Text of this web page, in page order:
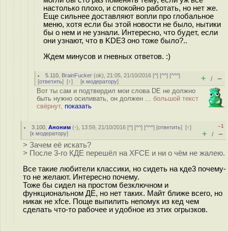
настолько плохо, и спокойно работать, но нет же.
Еще сильнее доставляют вопли про глобальное
меню, хотя если бы этой новости не было, нытики
бы о нем и не узнали. Интересно, что будет, если
они узнают, что в KDE3 оно тоже было?..
Ждем минусов и гневных ответов. :)
5.110 BrainFucker (ok), 21:05, 21/10/2016 [^] [^^] [^^^]
[ответить] [↑] [к модератору] + / –
Вот ты сам и подтвердил мои слова DE не должно
быть нужно осиливать, он должен ... большой текст
свёрнут, показать
3.100 ,Аноним (-), 13:59, 21/10/2016 [^] [^^] [^^^] [ответить][↑]
[к модератору]
–1
+ / –
> Зачем её искать?
> После 3-го КДЕ перешёл на XFCE и ни о чём не жалею.
Все такие любители классики, но сидеть на кде3 почему-
то не желают. Интересно почему.
Тоже бы сидел на простом безключном и
функциональном ДЕ, но нет таких. Майт ближе всего, но
никак не xfce. Поще выпилить непомук из кед чем
сделать что-то рабочее и удобное из этих огрызков.